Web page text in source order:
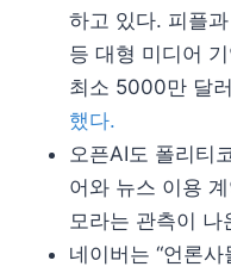
하고 있다. 피플
등 대형 미디어
최소 5000만 달
했다.
오픈AI도 폴리티
어와 뉴스 이용
모라는 관측이 나
네이버는 “언론